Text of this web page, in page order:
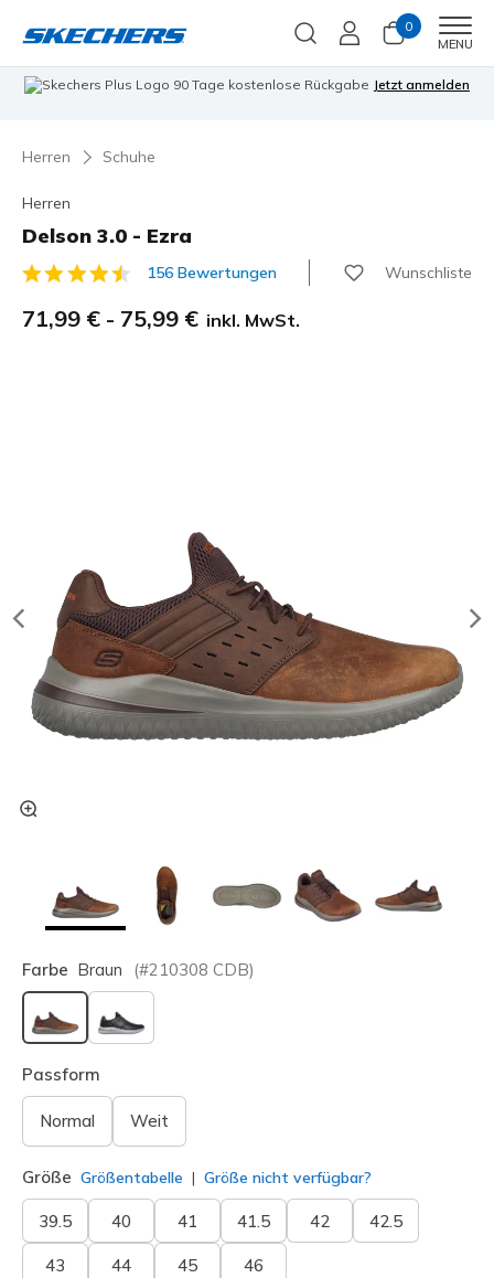
0
MENU
90 Tage kostenlose Rückgabe Jetzt anmelden
Herren Schuhe
Herren
Delson 3.0 - Ezra
5 von 5 Kundenbewertungen
156 Bewertungen Wunschliste
71,99 € - 75,99 € inkl. MwSt.
Farbe Braun (#210308 CDB)
ausgewählt
Passform
Normal Weit
Größe Größentabelle Größe nicht verfügbar?
39.5 40 41 41.5 42 42.5
43 44 45 46